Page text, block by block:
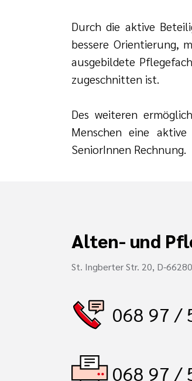
Durch die aktive
bessere Orientierung,
ausgebildete
zugeschnitten ist.
Des weiteren
Menschen eine
SeniorInnen Rechnung.
Alten- und
St. Ingberter Str. 20, D-
068 97 /
068 97 /